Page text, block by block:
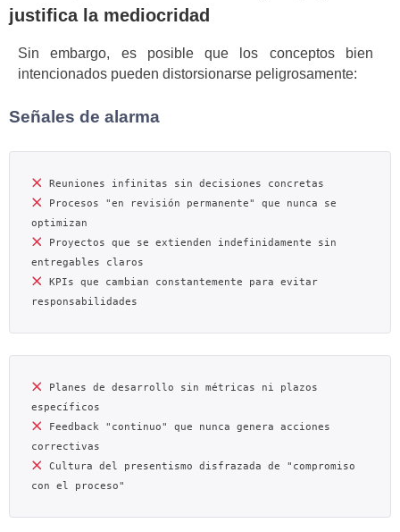
justifica la mediocridad
Sin embargo, es posible que los conceptos bien
intencionados pueden distorsionarse peligrosamente:
Señales de alarma
Procesos "en revisión permanente" que nunca se
Proyectos que se extienden indefinidamente sin
KPIs que cambian constantemente para evitar
Planes de desarrollo sin métricas ni plazos
Feedback "continuo" que nunca genera acciones
Cultura del presentismo disfrazada de "compromiso